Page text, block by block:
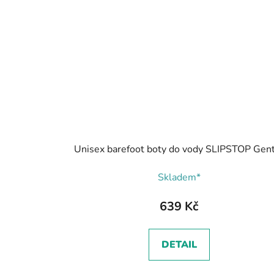
Unisex barefoot boty do vody SLIPSTOP
Skladem*
639 Kč
DETAIL